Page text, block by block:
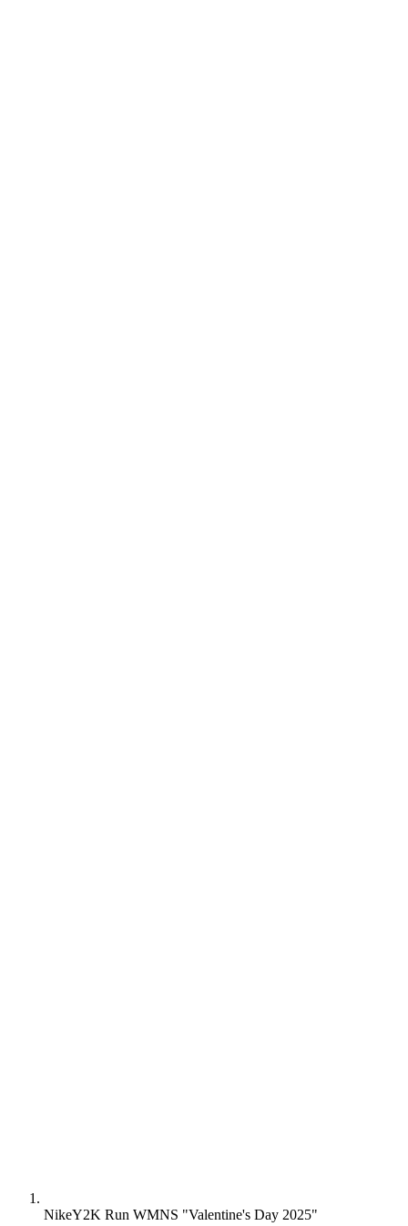
NikeY2K Run WMNS "Valentine's Day 2025"